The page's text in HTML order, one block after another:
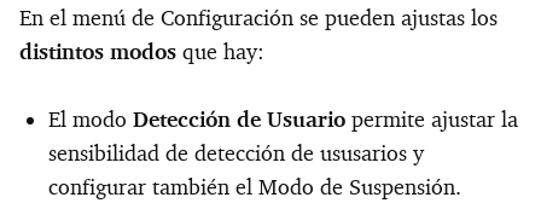
En el menú de Configuración se pueden ajustas los
distintos modos que hay:
El modo Detección de Usuario permite ajustar la
sensibilidad de detección de ususarios y
configurar también el Modo de Suspensión.